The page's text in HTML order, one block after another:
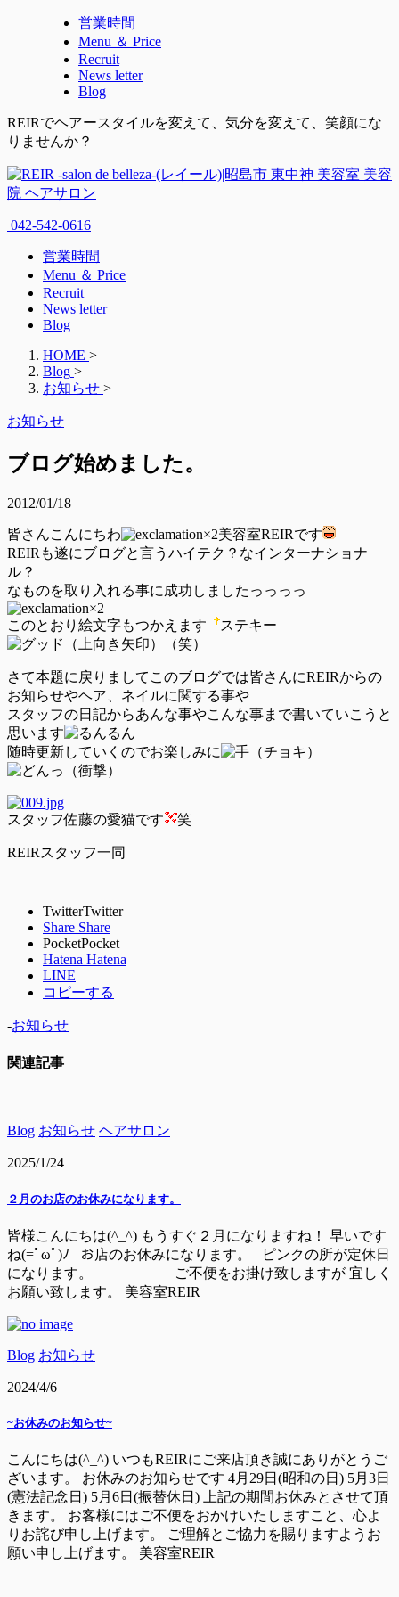
営業時間
Menu ＆ Price
Recruit
News letter
Blog
REIRでヘアースタイルを変えて、気分を変えて、笑顔にな
りませんか？
042-542-0616
営業時間
Menu ＆ Price
Recruit
News letter
Blog
HOME >
Blog >
お知らせ >
お知らせ
ブログ始めました。
2012/01/18
皆さんこんにちわ
美容室REIRです
REIRも遂にブログと言うハイテク？なインターナショナ
ル？
なものを取り入れる事に成功しましたっっっっ
このとおり絵文字もつかえます
ステキー
（笑）
さて本題に戻りましてこのブログでは皆さんにREIRからの
お知らせやヘア、ネイルに関する事や
スタッフの日記からあんな事やこんな事まで書いていこうと
思います
随時更新していくのでお楽しみに
スタッフ佐藤の愛猫です 笑
REIRスタッフ一同
TwitterTwitter
Share Share
PocketPocket
Hatena Hatena
LINE
コピーする
-お知らせ
関連記事
Blog お知らせ ヘアサロン
2025/1/24
２月のお店のお休みになります。
皆様こんにちは(^_^) もうすぐ２月になりますね！ 早いです
ね(=ﾟωﾟ)ﾉ お店のお休みになります。 ピンクの所が定休日
になります。 ご不便をお掛け致しますが 宜しく
お願い致します。 美容室REIR
Blog お知らせ
2024/4/6
~お休みのお知らせ~
こんにちは(^_^) いつもREIRにご来店頂き誠にありがとうご
ざいます。 お休みのお知らせです 4月29日(昭和の日) 5月3日
(憲法記念日) 5月6日(振替休日) 上記の期間お休みとさせて頂
きます。 お客様にはご不便をおかけいたしますこと、心よ
りお詫び申し上げます。 ご理解とご協力を賜りますようお
願い申し上げます。 美容室REIR